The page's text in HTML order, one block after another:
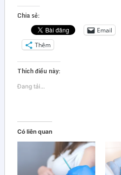
Chia sẻ:
Email
Thêm
Thích điều này:
Đang tải...
Có liên quan